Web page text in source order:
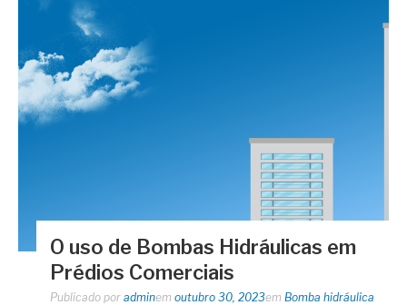
O uso de Bombas Hidráulicas em
Prédios Comerciais
Publicado por adminem outubro 30, 2023em Bomba hidráulica